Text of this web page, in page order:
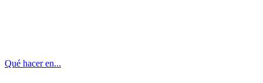
Qué hacer en...